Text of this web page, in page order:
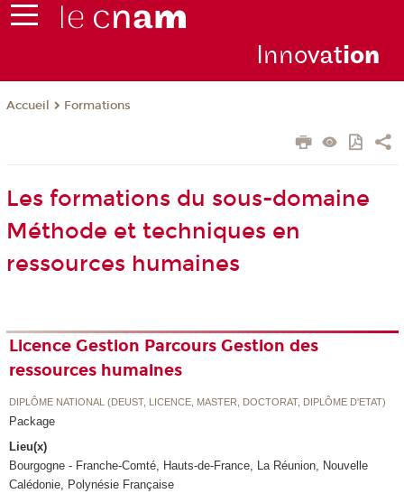
Innovation
Accueil Formations
Les formations du sous-domaine
Méthode et techniques en
ressources humaines
Licence Gestion Parcours Gestion des
ressources humaines
DIPLÔME NATIONAL (DEUST, LICENCE, MASTER, DOCTORAT, DIPLÔME D'ETAT)
Package
Lieu(x)
Bourgogne - Franche-Comté, Hauts-de-France, La Réunion, Nouvelle
Calédonie, Polynésie Française